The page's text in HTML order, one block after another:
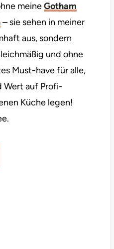
meineGotham
– sie sehen in meiner
aus, sondern
und ohne
Must-have für alle,
Wert auf Profi-
Küche legen!